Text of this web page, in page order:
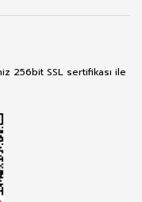
256bit SSL sertifikası ile